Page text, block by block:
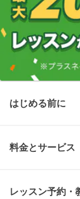
はじめる前に
料金とサービス
レッスン予約・